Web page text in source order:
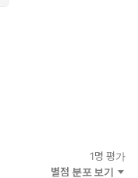
1명 평가
별점 분포 보기